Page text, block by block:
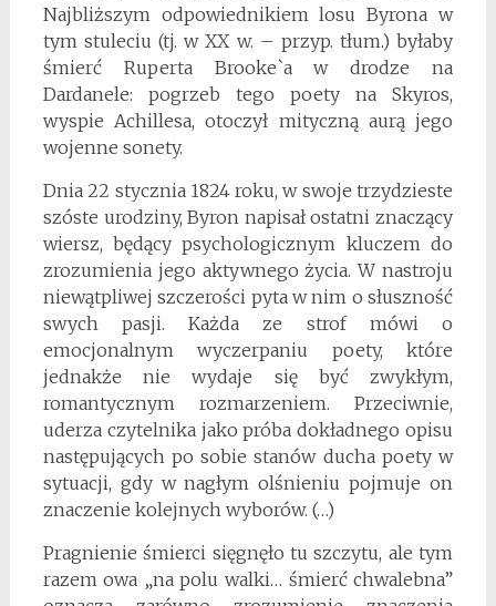
Najbliższym odpowiednikiem losu Byrona w
tym stuleciu (tj. w XX w. – przyp. tłum.) byłaby
śmierć Ruperta Brooke`a w drodze na
Dardanele: pogrzeb tego poety na Skyros,
wyspie Achillesa, otoczył mityczną aurą jego
wojenne sonety.
Dnia 22 stycznia 1824 roku, w swoje trzydzieste
szóste urodziny, Byron napisał ostatni znaczący
wiersz, będący psychologicznym kluczem do
zrozumienia jego aktywnego życia. W nastroju
niewątpliwej szczerości pyta w nim o słuszność
swych pasji. Każda ze strof mówi o
emocjonalnym wyczerpaniu poety, które
jednakże nie wydaje się być zwykłym,
romantycznym rozmarzeniem. Przeciwnie,
uderza czytelnika jako próba dokładnego opisu
następujących po sobie stanów ducha poety w
sytuacji, gdy w nagłym olśnieniu pojmuje on
znaczenie kolejnych wyborów. (…)
Pragnienie śmierci sięgnęło tu szczytu, ale tym
razem owa „na polu walki… śmierć chwalebna”